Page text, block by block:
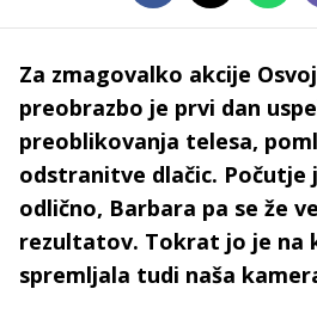
Za zmagovalko akcije
preobrazbo je prvi dan
preoblikovanja telesa,
odstranitve dlačic. Počutje
odlično, Barbara pa se že
rezultatov. Tokrat jo je na
spremljala tudi naša